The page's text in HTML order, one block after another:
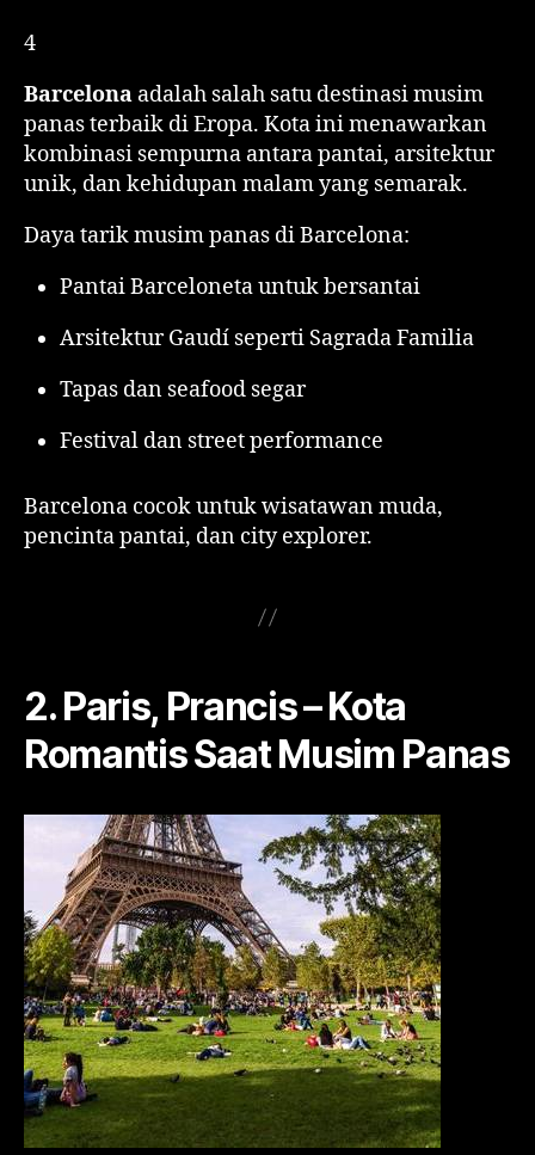
4
Barcelona adalah salah satu destinasi musim
panas terbaik di Eropa. Kota ini menawarkan
kombinasi sempurna antara pantai, arsitektur
unik, dan kehidupan malam yang semarak.
Daya tarik musim panas di Barcelona:
Pantai Barceloneta untuk bersantai
Arsitektur Gaudí seperti Sagrada Familia
Tapas dan seafood segar
Festival dan street performance
Barcelona cocok untuk wisatawan muda,
pencinta pantai, dan city explorer.
2. Paris, Prancis – Kota
Romantis Saat Musim Panas